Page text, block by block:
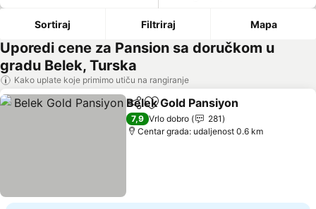
Sortiraj Filtriraj Mapa
Uporedi cene za Pansion sa doručkom u
gradu Belek, Turska
Kako uplate koje primimo utiču na rangiranje
Deli Dodati u favorite
Belek Gold Pansiyon
7,9 Vrlo dobro
281
Centar grada: udaljenost 0.6 km